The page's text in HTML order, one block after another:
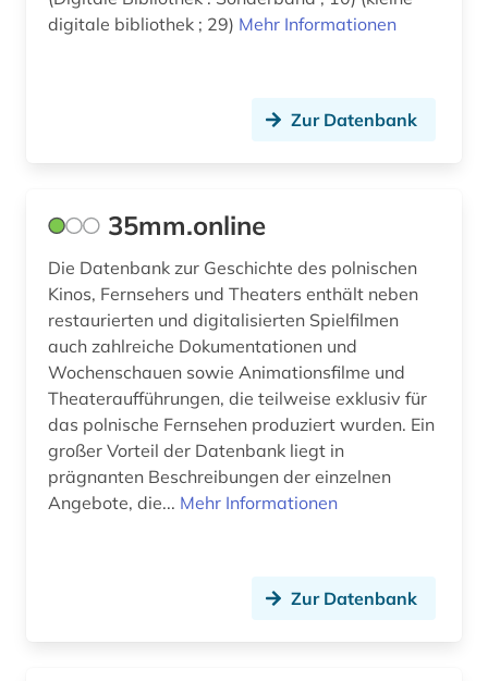
und filmwissenschaft (1)
fid ost-, ostmittel- und südosteuropa (8)
fid slawistik (9)
filmwissenschaft (2)
filmzeitschrift (1)
finnisch (1)
fotografie (3)
französisch (4)
frau (1)
fremdsprache (3)
digitale bibliothek ; 29) Mehr Informationen
Zur Datenbank
35mm.online
Die Datenbank zur Geschichte des polnischen
Kinos, Fernsehers und Theaters enthält neben
restaurierten und digitalisierten Spielfilmen
auch zahlreiche Dokumentationen und
Wochenschauen sowie Animationsfilme und
Theateraufführungen, die teilweise exklusiv für
das polnische Fernsehen produziert wurden. Ein
großer Vorteil der Datenbank liegt in
prägnanten Beschreibungen der einzelnen
Angebote, die... Mehr Informationen
Zur Datenbank